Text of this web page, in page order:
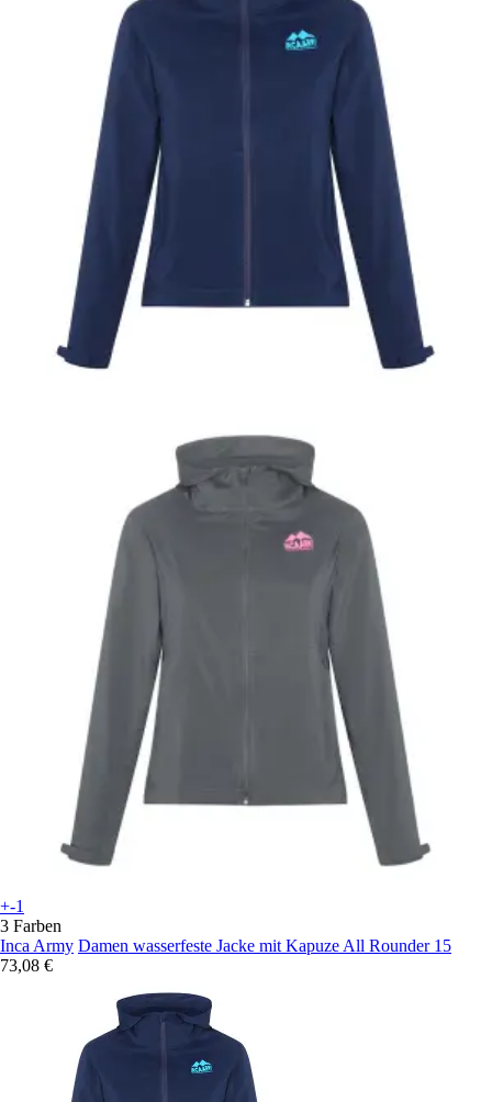
+-1
3 Farben
Inca Army Damen wasserfeste Jacke mit Kapuze All Rounder 15
73,08 €